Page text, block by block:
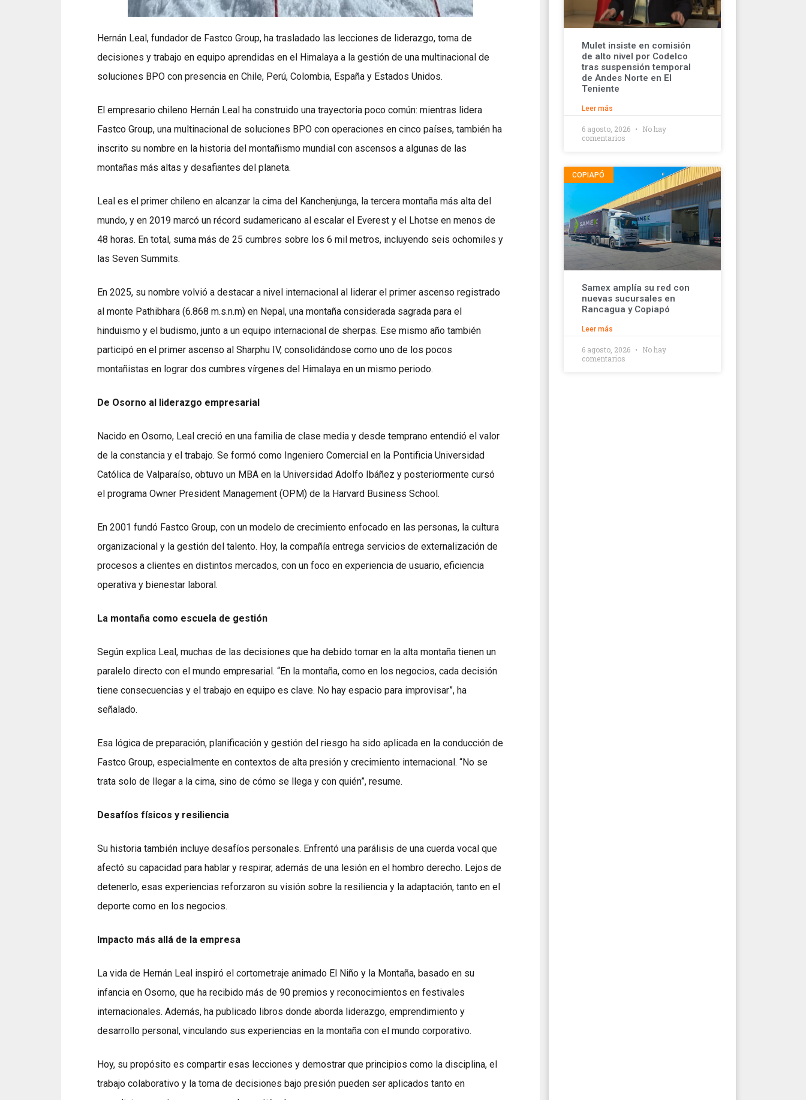
Hernán Leal, fundador de Fastco Group, ha trasladado las lecciones de liderazgo, toma de
decisiones y trabajo en equipo aprendidas en el Himalaya a la gestión de una multinacional de
soluciones BPO con presencia en Chile, Perú, Colombia, España y Estados Unidos.
El empresario chileno Hernán Leal ha construido una trayectoria poco común: mientras lidera
Fastco Group, una multinacional de soluciones BPO con operaciones en cinco países, también ha
inscrito su nombre en la historia del montañismo mundial con ascensos a algunas de las
montañas más altas y desafiantes del planeta.
Leal es el primer chileno en alcanzar la cima del Kanchenjunga, la tercera montaña más alta del
mundo, y en 2019 marcó un récord sudamericano al escalar el Everest y el Lhotse en menos de
48 horas. En total, suma más de 25 cumbres sobre los 6 mil metros, incluyendo seis ochomiles y
las Seven Summits.
En 2025, su nombre volvió a destacar a nivel internacional al liderar el primer ascenso registrado
al monte Pathibhara (6.868 m.s.n.m) en Nepal, una montaña considerada sagrada para el
hinduismo y el budismo, junto a un equipo internacional de sherpas. Ese mismo año también
participó en el primer ascenso al Sharphu IV, consolidándose como uno de los pocos
montañistas en lograr dos cumbres vírgenes del Himalaya en un mismo periodo.
De Osorno al liderazgo empresarial
Nacido en Osorno, Leal creció en una familia de clase media y desde temprano entendió el valor
de la constancia y el trabajo. Se formó como Ingeniero Comercial en la Pontificia Universidad
Católica de Valparaíso, obtuvo un MBA en la Universidad Adolfo Ibáñez y posteriormente cursó
el programa Owner President Management (OPM) de la Harvard Business School.
En 2001 fundó Fastco Group, con un modelo de crecimiento enfocado en las personas, la cultura
organizacional y la gestión del talento. Hoy, la compañía entrega servicios de externalización de
procesos a clientes en distintos mercados, con un foco en experiencia de usuario, eficiencia
operativa y bienestar laboral.
La montaña como escuela de gestión
Según explica Leal, muchas de las decisiones que ha debido tomar en la alta montaña tienen un
paralelo directo con el mundo empresarial. “En la montaña, como en los negocios, cada decisión
tiene consecuencias y el trabajo en equipo es clave. No hay espacio para improvisar”, ha
señalado.
Esa lógica de preparación, planificación y gestión del riesgo ha sido aplicada en la conducción de
Fastco Group, especialmente en contextos de alta presión y crecimiento internacional. “No se
trata solo de llegar a la cima, sino de cómo se llega y con quién”, resume.
Desafíos físicos y resiliencia
Su historia también incluye desafíos personales. Enfrentó una parálisis de una cuerda vocal que
afectó su capacidad para hablar y respirar, además de una lesión en el hombro derecho. Lejos de
detenerlo, esas experiencias reforzaron su visión sobre la resiliencia y la adaptación, tanto en el
deporte como en los negocios.
Impacto más allá de la empresa
La vida de Hernán Leal inspiró el cortometraje animado El Niño y la Montaña, basado en su
infancia en Osorno, que ha recibido más de 90 premios y reconocimientos en festivales
internacionales. Además, ha publicado libros donde aborda liderazgo, emprendimiento y
desarrollo personal, vinculando sus experiencias en la montaña con el mundo corporativo.
Hoy, su propósito es compartir esas lecciones y demostrar que principios como la disciplina, el
trabajo colaborativo y la toma de decisiones bajo presión pueden ser aplicados tanto en
Mulet insiste en comisión
de alto nivel por Codelco
tras suspensión temporal
de Andes Norte en El
Teniente
Leer más
6 agosto, 2026
No hay
comentarios
COPIAPÓ
Samex amplía su red con
nuevas sucursales en
Rancagua y Copiapó
Leer más
6 agosto, 2026
No hay
comentarios